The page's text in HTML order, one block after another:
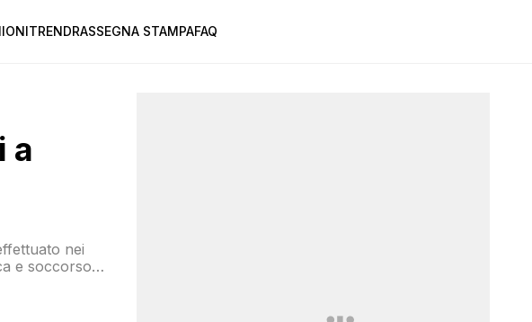
TRENDRASSEGNA STAMPAFAQ
a
nei
e soccorso